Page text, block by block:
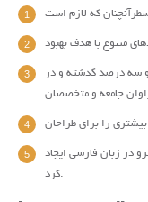
و سه درصد گذشته و در
در زبان فارسی ایجاد
کرد.